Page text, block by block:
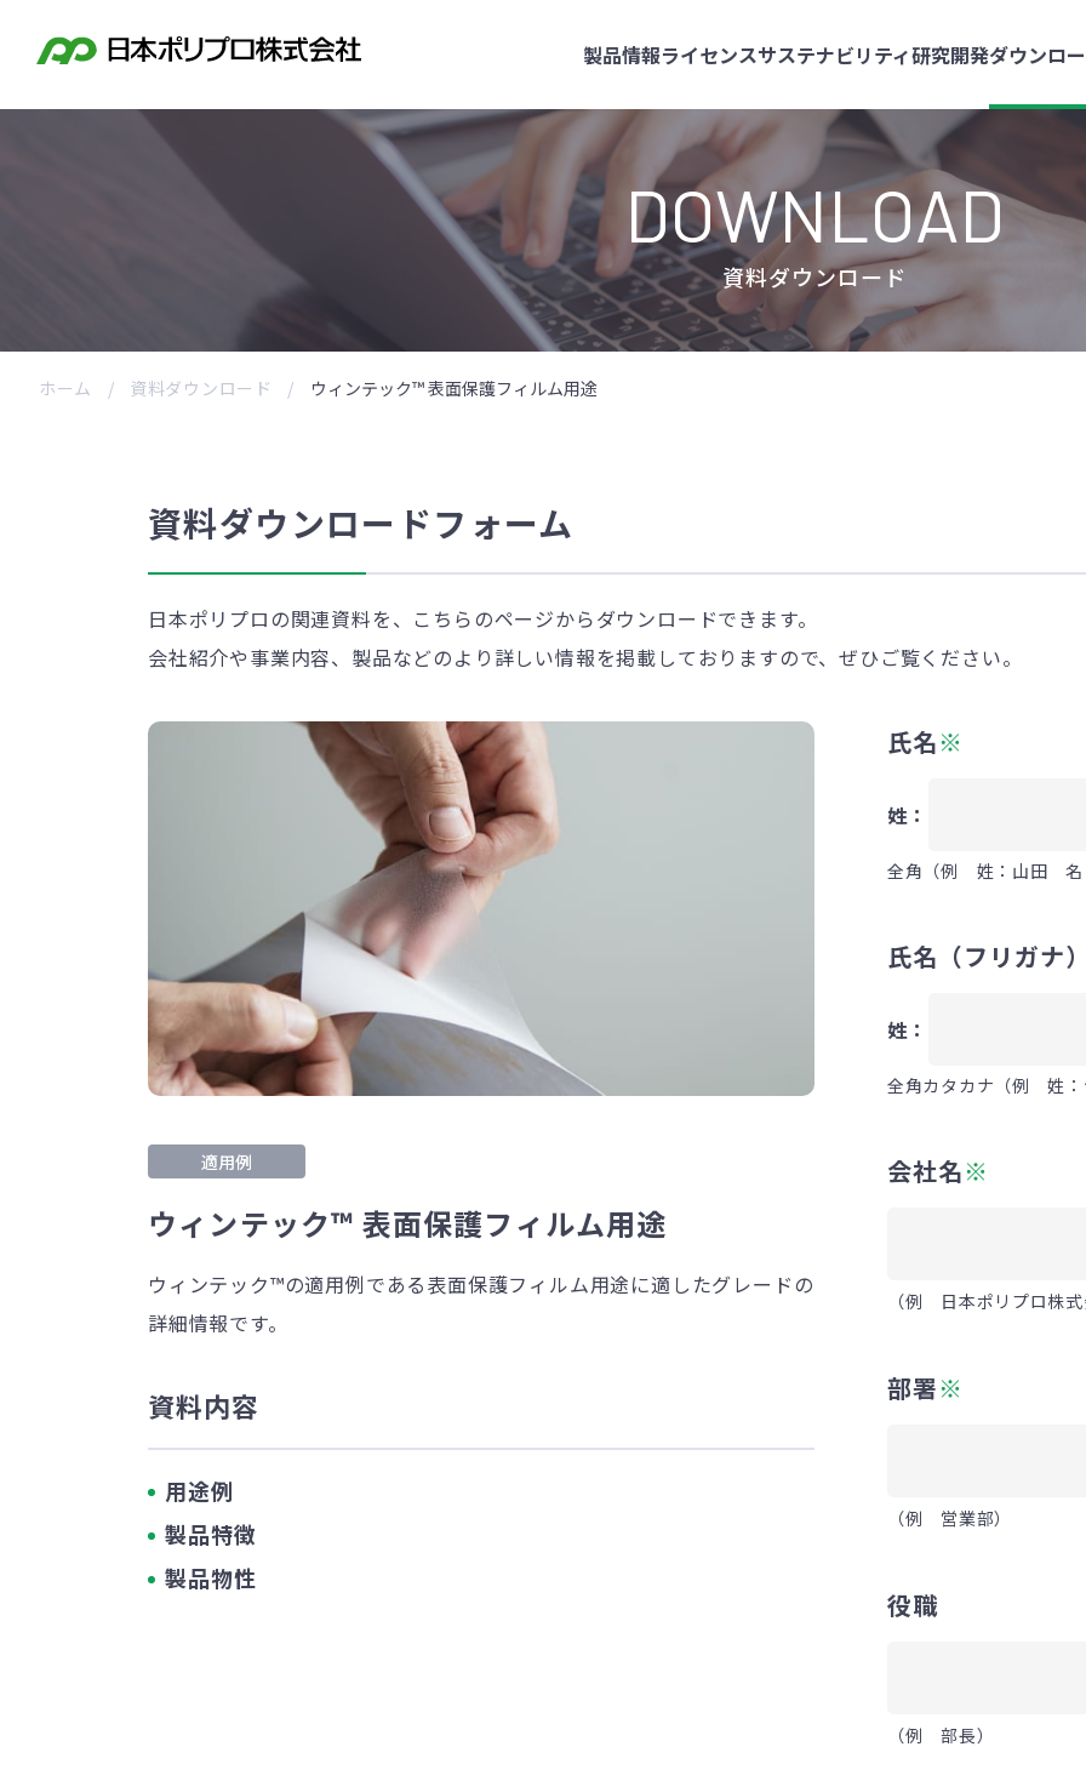
製品情報ライセンスサステナビリティ研究開発ダウンロ
DOWNLOAD
資料ダウンロード
ホーム 資料ダウンロード ウィンテック™ 表面保護フィルム用途
資料ダウンロードフォーム
日本ポリプロの関連資料を、こちらのページからダウンロードできます。
会社紹介や事業内容、製品などのより詳しい情報を掲載しておりますので、ぜひご覧ください。
適用例
ウィンテック™ 表面保護フィルム用途
ウィンテック™の適用例である表面保護フィルム用途に適したグレードの
詳細情報です。
資料内容
用途例
製品特徴
製品物性
氏名※
姓：
全角（例 姓：山田 名
氏名（フリガナ
姓：
全角カタカナ（例 姓
会社名※
（例 日本ポリプロ株
部署※
（例 営業部）
役職
（例 部長）